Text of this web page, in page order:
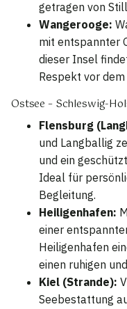
getragen von
Wangerooge:
mit entspannter
dieser Insel
Respekt vor
Ostsee – Schleswig-
Flensburg
und Langballig
und ein
Ideal für
Begleitung.
Heiligenhafen:
einer
Heiligenhafen
einen ruhigen
Kiel (Strande):
Seebestattung